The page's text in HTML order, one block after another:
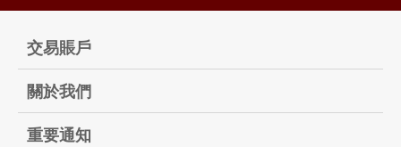
交易賬戶
關於我們
重要通知